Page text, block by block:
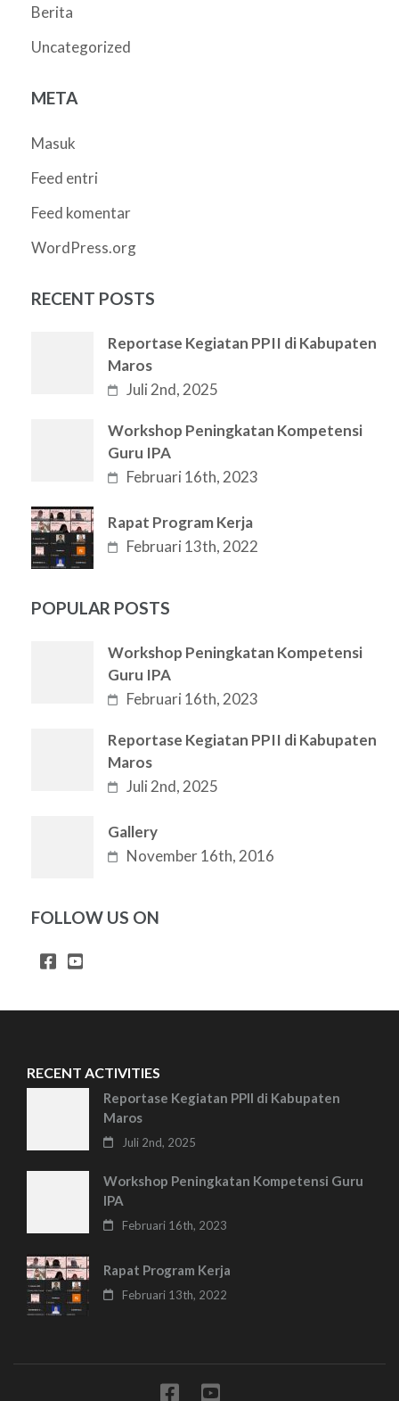
Berita
Uncategorized
META
Masuk
Feed entri
Feed komentar
WordPress.org
RECENT POSTS
Reportase Kegiatan PPII di Kabupaten
Maros
Juli 2nd, 2025
Workshop Peningkatan Kompetensi
Guru IPA
Februari 16th, 2023
Rapat Program Kerja
Februari 13th, 2022
POPULAR POSTS
Workshop Peningkatan Kompetensi
Guru IPA
Februari 16th, 2023
Reportase Kegiatan PPII di Kabupaten
Maros
Juli 2nd, 2025
Gallery
November 16th, 2016
FOLLOW US ON
RECENT ACTIVITIES
Reportase Kegiatan PPII di Kabupaten
Maros
Juli 2nd, 2025
Workshop Peningkatan Kompetensi Guru
IPA
Februari 16th, 2023
Rapat Program Kerja
Februari 13th, 2022